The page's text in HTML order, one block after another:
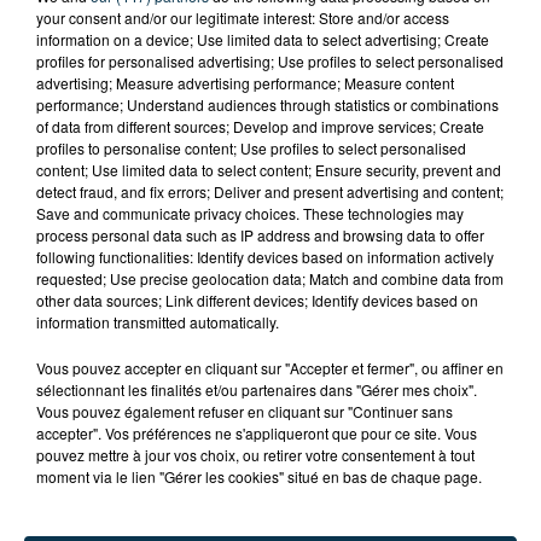
TITRES DIFFUSÉS
1h37
1h37 1h35
1h35
your consent and/or our legitimate interest: Store and/or access
information on a device; Use limited data to select advertising; Create
profiles for personalised advertising; Use profiles to select personalised
advertising; Measure advertising performance; Measure content
performance; Understand audiences through statistics or combinations
of data from different sources; Develop and improve services; Create
profiles to personalise content; Use profiles to select personalised
content; Use limited data to select content; Ensure security, prevent and
detect fraud, and fix errors; Deliver and present advertising and content;
Save and communicate privacy choices. These technologies may
process personal data such as IP address and browsing data to offer
following functionalities: Identify devices based on information actively
requested; Use precise geolocation data; Match and combine data from
other data sources; Link different devices; Identify devices based on
information transmitted automatically.
Vous pouvez accepter en cliquant sur "Accepter et fermer", ou affiner en
sélectionnant les finalités et/ou partenaires dans "Gérer mes choix".
Vous pouvez également refuser en cliquant sur "Continuer sans
accepter". Vos préférences ne s'appliqueront que pour ce site. Vous
pouvez mettre à jour vos choix, ou retirer votre consentement à tout
moment via le lien "Gérer les cookies" situé en bas de chaque page.